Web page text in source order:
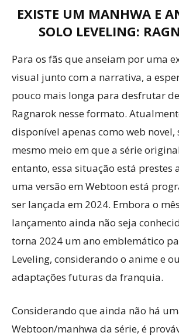
EXISTE UM MANHWA E
SOLO LEVELING:
Para os fãs que anseiam por uma
visual junto com a narrativa, a
pouco mais longa para desfrutar
Ragnarok nesse formato.
disponível apenas como web novel,
mesmo meio em que a série
entanto, essa situação está prestes
uma versão em Webtoon está
ser lançada em 2024. Embora o
lançamento ainda não seja
torna 2024 um ano emblemático
Leveling, considerando o anime e
adaptações futuras da franquia.
Considerando que ainda não há
Webtoon/manhwa da série, é